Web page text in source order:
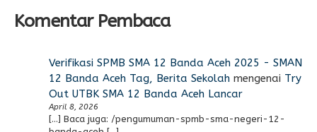
Komentar Pembaca
Verifikasi SPMB SMA 12 Banda Aceh 2025 - SMAN
12 Banda Aceh Tag, Berita Sekolahmengenai Try
Out UTBK SMA 12 Banda Aceh Lancar
April 8, 2026
[…] Baca juga: /pengumuman-spmb-sma-negeri-12-